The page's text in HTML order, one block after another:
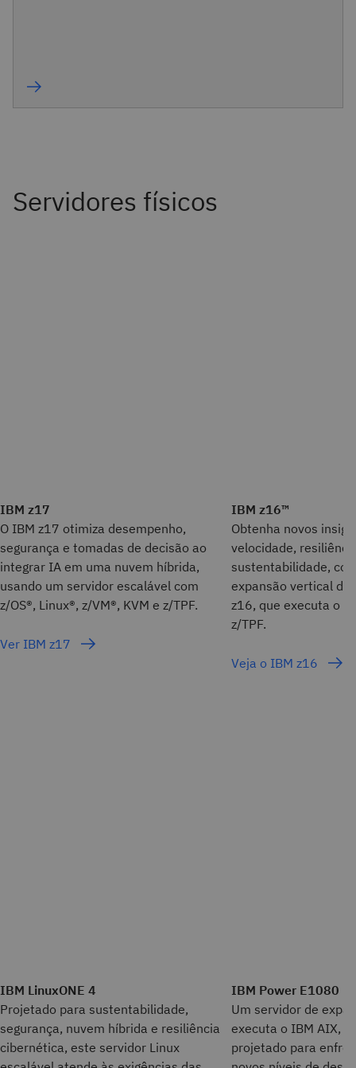
IBM z17
O IBM z17 otimiza desempenho,
segurança e tomadas de decisão ao
integrar IA em uma nuvem híbrida,
usando um servidor escalável com
z/OS®, Linux®, z/VM®, KVM e z/TPF.
Ver IBM z17
IBM z16™
Obtenha novos
velocidade,
sustentabilidade,
expansão vertical de
z16, que executa o z/
z/TPF.
Veja o IBM z16
IBM LinuxONE 4
Projetado para sustentabilidade,
segurança, nuvem híbrida e resiliência
cibernética, este servidor Linux
IBM Power E1080
Um servidor de
executa o IBM AIX,
projetado para